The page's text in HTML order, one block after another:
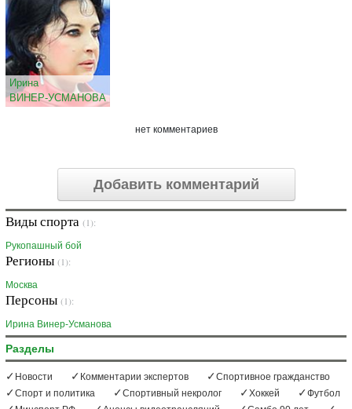
Ирина
ВИНЕР-УСМАНОВА
нет комментариев
Добавить комментарий
Виды спорта (1):
Рукопашный бой
Регионы (1):
Москва
Персоны (1):
Ирина Винер-Усманова
Разделы
Новости Комментарии экспертов
Спортивное гражданство
Спорт и политика
Спортивный некролог Хоккей
Футбол